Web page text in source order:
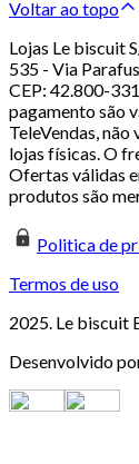
Voltar ao topo
Lojas Le biscuit
535 - Via
CEP: 42.800-
pagamento são
TeleVendas,
lojas físicas. O
Ofertas válidas
produtos são
Politica de
Termos de uso
2025. Le biscuit
Desenvolvido